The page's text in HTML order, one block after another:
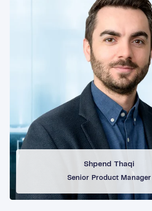
Termin buchen →
Shpend Thaqi
Senior Product Manager